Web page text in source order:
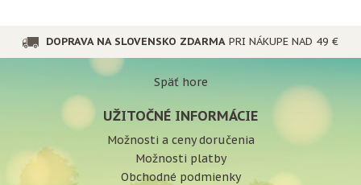
DOPRAVA NA SLOVENSKO ZDARMA PRI NÁKUPE NAD 49 €
Späť hore
UŽITOČNÉ INFORMÁCIE
Možnosti a ceny doručenia
Možnosti platby
Obchodné podmienky